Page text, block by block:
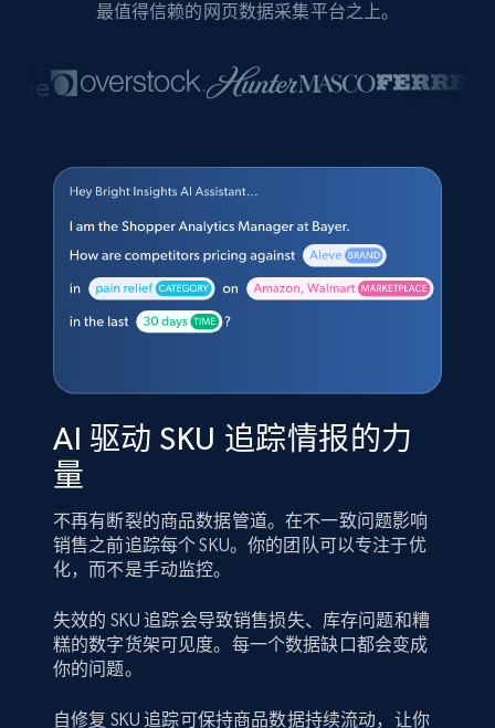
最值得信赖的网页数据采集平台之上。
AI 驱动 SKU 追踪情报的力
量
不再有断裂的商品数据管道。在不一致问题影响
销售之前追踪每个 SKU。你的团队可以专注于优
化，而不是手动监控。
失效的 SKU 追踪会导致销售损失、库存问题和糟
糕的数字货架可见度。每一个数据缺口都会变成
你的问题。
自修复 SKU 追踪可保持商品数据持续流动，让你